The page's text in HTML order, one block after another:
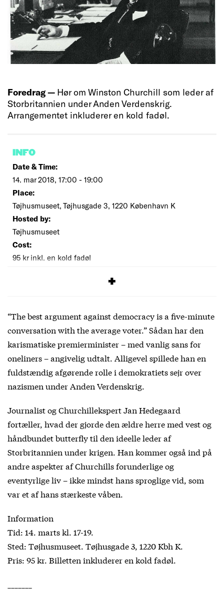
Foredrag — Hør om Winston Churchill som leder af
Storbritannien under Anden Verdenskrig.
Arrangementet inkluderer en kold fadøl.
INFO
Date & Time:
14. mar 2018, 17:00 - 19:00
Place:
Tøjhusmuseet, Tøjhusgade 3, 1220 København K
Hosted by:
Tøjhusmuseet
Cost:
95 kr inkl. en kold fadøl
“The best argument against democracy is a five-minute
conversation with the average voter.” Sådan har den
karismatiske premierminister – med vanlig sans for
oneliners – angivelig udtalt. Alligevel spillede han en
fuldstændig afgørende rolle i demokratiets sejr over
nazismen under Anden Verdenskrig.
Journalist og Churchillekspert Jan Hedegaard
fortæller, hvad der gjorde den ældre herre med vest og
håndbundet butterfly til den ideelle leder af
Storbritannien under krigen. Han kommer også ind på
andre aspekter af Churchills forunderlige og
eventyrlige liv – ikke mindst hans sproglige vid, som
var et af hans stærkeste våben.
Information
Tid: 14. marts kl. 17-19.
Sted: Tøjhusmuseet. Tøjhusgade 3, 1220 Kbh K.
Pris: 95 kr. Billetten inkluderer en kold fadøl.